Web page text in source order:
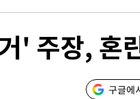
씨]
' 주장, 혼
구글에